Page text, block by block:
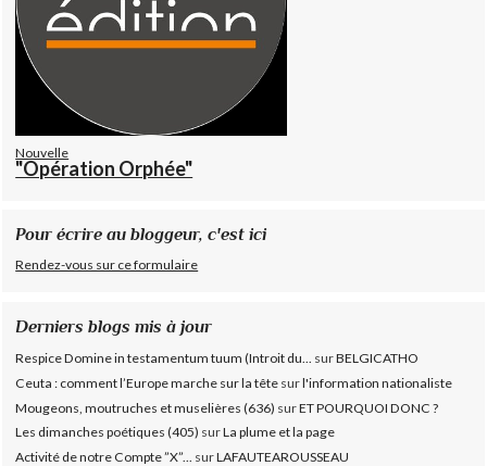
Nouvelle
"Opération Orphée"
Pour écrire au bloggeur, c'est ici
Rendez-vous sur ce formulaire
Derniers blogs mis à jour
Respice Domine in testamentum tuum (Introit du... surBELGICATHO
Ceuta : comment l’Europe marche sur la tête surl'information nationaliste
Mougeons, moutruches et muselières (636) surET POURQUOI DONC ?
Les dimanches poétiques (405) surLa plume et la page
Activité de notre Compte ”X”...
surLAFAUTEAROUSSEAU